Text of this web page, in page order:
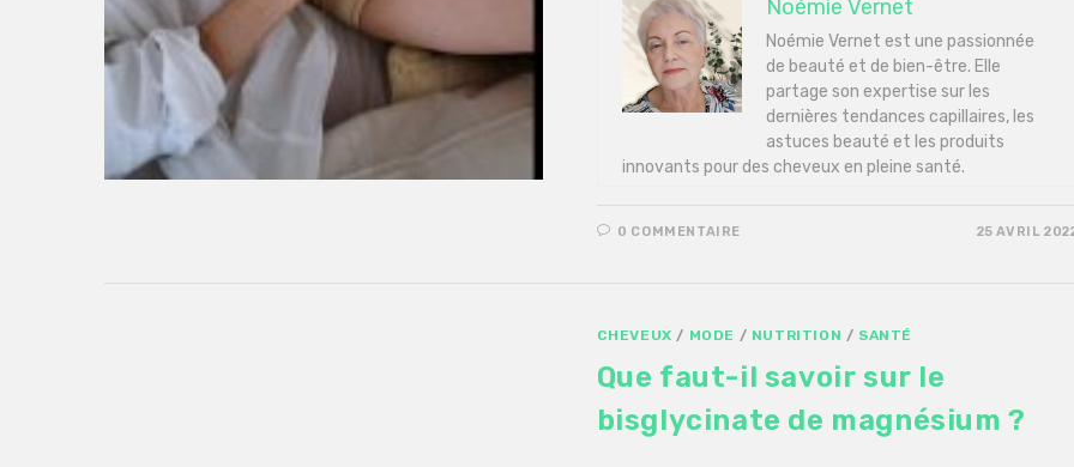
Noémie Vernet
Noémie Vernet est une passionnée
de beauté et de bien-être. Elle
partage son expertise sur les
dernières tendances capillaires, les
astuces beauté et les produits
innovants pour des cheveux en pleine santé.
0 COMMENTAIRE 25 AVRIL
CHEVEUX / MODE / NUTRITION / SANTÉ
Que faut-il savoir sur le
bisglycinate de magnésium ?